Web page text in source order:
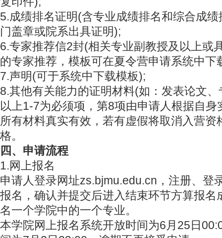
5.成绩排名证明(含专业成绩排名和综合成
门盖章或院系出具证明);
6.专家推荐信2封(相关专业副教授及以上或
的专家推荐，模板可在夏令营申请系统中下
7.声明(可于系统中下载模板);
8.其他有关能力的证明材料(如：发表论文
以上1-7为必须项，第8项由申请人根据自
所有材料真实有效，若有虚假将取消入营资
格。
四、申请流程
1.网上报名
申请人登录网址zs.bjmu.edu.cn，注册、登
报名，确认并提交后进入结束环节方算报名
名一个学院中的一个专业。
本学院网上报名系统开放时间为6月25日